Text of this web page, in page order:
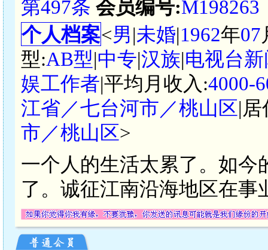
第497条 会员编号:M198263
个人档案<男|未婚|1962年07
型:AB型|中专|汉族|电视台
娱工作者|平均月收入:4000-
江省／七台河市／桃山区|居
市／桃山区>
一个人的生活太累了。如今
了。诚征江南沿海地区在事